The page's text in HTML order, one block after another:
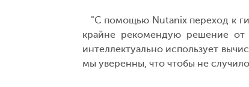
"С помощью Nutanix переход к
крайне рекомендую решение от
интеллектуально использует
мы уверенны, что чтобы не